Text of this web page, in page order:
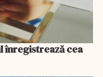
înregistrează cea